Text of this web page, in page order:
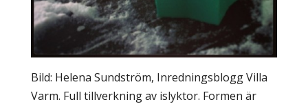
Bild: Helena Sundström, Inredningsblogg Villa
Varm. Full tillverkning av islyktor. Formen är